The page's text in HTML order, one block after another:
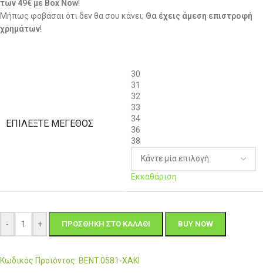
των 49€ με Box Now!
Μήπως φοβάσαι ότι δεν θα σου κάνει; Θα έχεις άμεση επιστροφή
χρημάτων!
ΕΠΙΛΈΞΤΕ ΜΈΓΕΘΟΣ
30
31
32
33
34
36
38
Εκκαθάριση
- + ΠΡΟΣΘΉΚΗ ΣΤΟ ΚΑΛΆΘΙ BUY NOW
Κωδικός Προϊόντος: BENT.0581-ΧΑΚΙ